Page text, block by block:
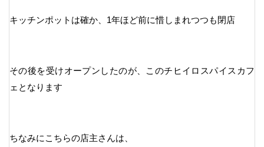
キッチンポットは確か、1年ほど前に惜しまれつつも閉店
その後を受けオープンしたのが、このチヒイロスパイスカフ
ェとなります
ちなみにこちらの店主さんは、